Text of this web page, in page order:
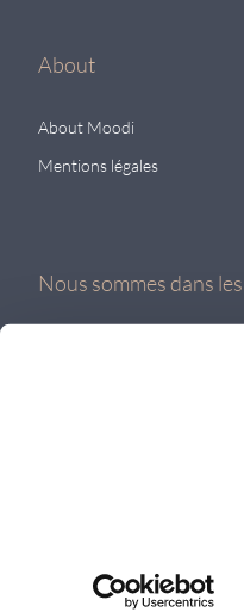
About
About Moodi
Mentions légales
Nous sommes dans